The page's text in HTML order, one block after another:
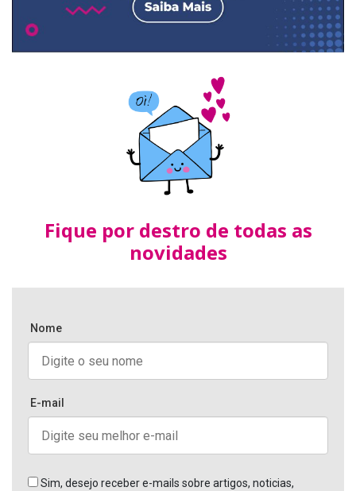
Fique por destro de todas as
novidades
Nome
E-mail
Sim, desejo receber e-mails sobre artigos, noticias,